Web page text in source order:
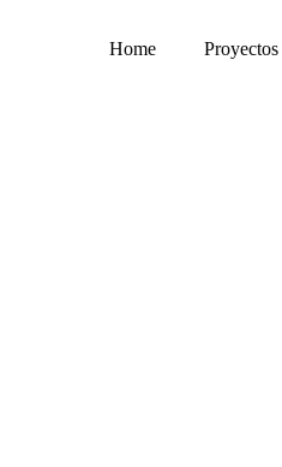
Home Proyectos